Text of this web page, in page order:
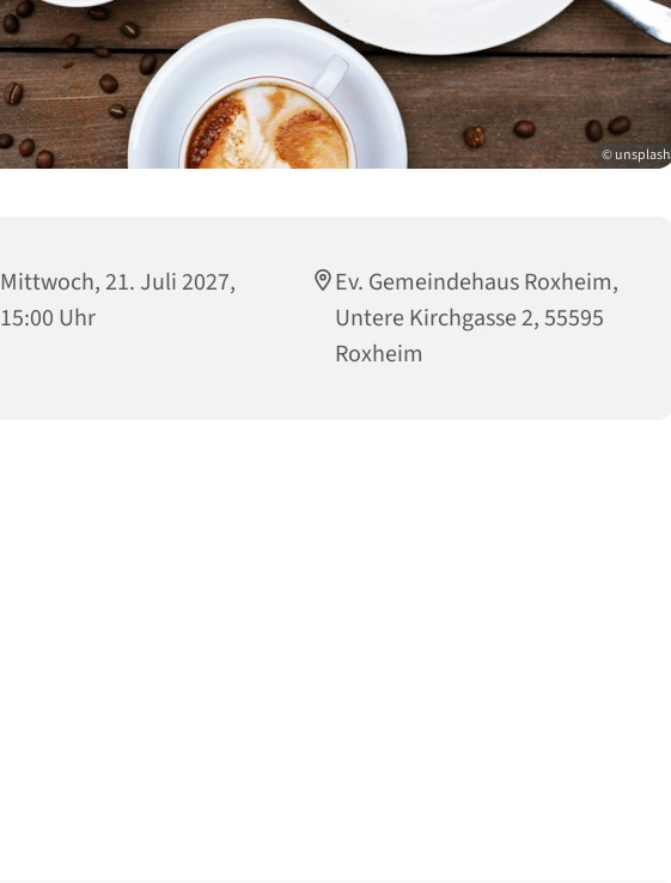
© unsplash
Mittwoch, 21. Juli 2027,
15:00 Uhr
Ev. Gemeindehaus Roxheim,
Untere Kirchgasse 2, 55595
Roxheim